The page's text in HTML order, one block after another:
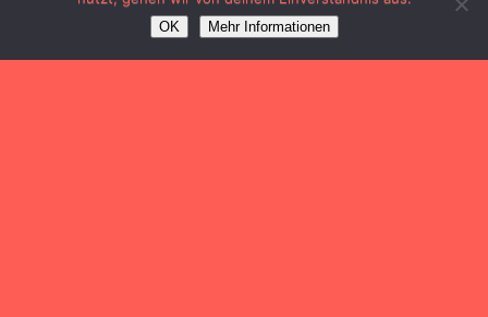
OK Mehr Informationen